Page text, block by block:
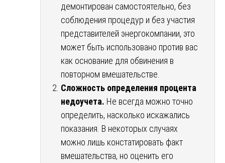
демонтирован самостоятельно, без
соблюдения процедур и без участия
представителей энергокомпании, это
может быть использовано против вас
как основание для обвинения в
повторном вмешательстве.
Сложность определения процента
недоучета. Не всегда можно точно
определить, насколько искажались
показания. В некоторых случаях
можно лишь констатировать факт
вмешательства, но оценить его